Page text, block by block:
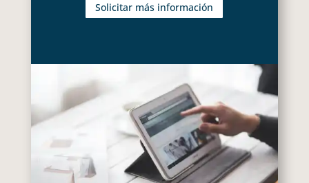
Solicitar más información